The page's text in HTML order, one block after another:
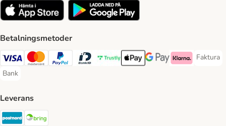
Betalningsmetoder
Visa Payment Method
Mastercard Payment Method
PayPal Payment Method
BankID Payment Method
Trustly Payment Method
Apple Pay Payment Method
Googple Pay Payment
Klarna Payment
Faktura
Faktura
Bank
Bank Payment Method
Leverans
Postnord Shipping Method